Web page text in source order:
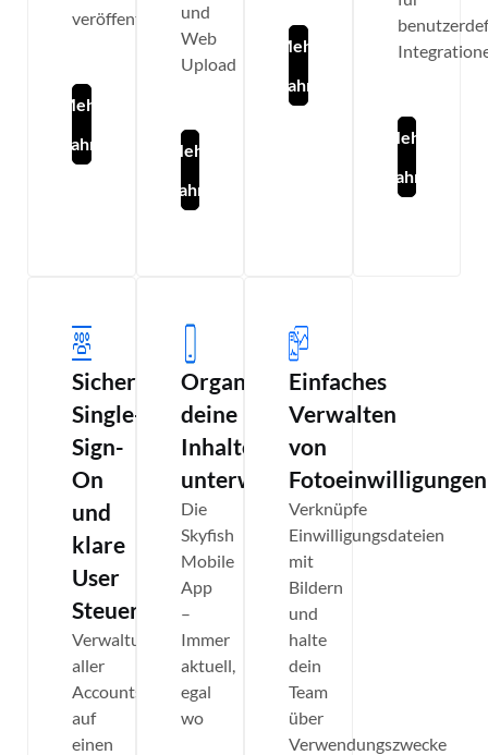
veröffentlichen
Mehr
erfahren
und
Web
Upload
Mehr
erfahren
Mehr
erfahren
Mehr
erfahren
Sicheres
Single-
Sign-
On
und
klare
User
Steuerung
Verwaltung
aller
Accounts
auf
einen
Organisiere
deine
Inhalte
unterwegs
Die
Skyfish
Mobile
App
–
Immer
aktuell,
egal
wo
Einfaches
Verwalten
von
Fotoeinwilligungen
Verknüpfe
Einwilligungsdateien
mit
Bildern
und
halte
dein
Team
über
Verwendungszwecke